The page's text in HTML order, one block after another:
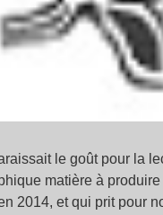
le goût pour la
matière à
2014, et qui prit pour